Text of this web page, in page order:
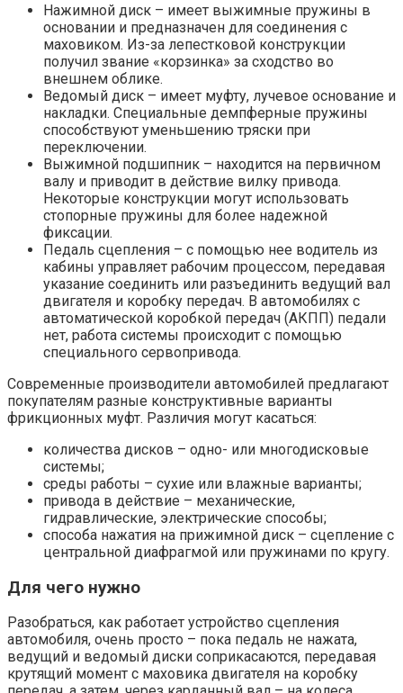
Нажимной диск – имеет выжимные пружины в
основании и предназначен для соединения с
маховиком. Из-за лепестковой конструкции
получил звание «корзинка» за сходство во
внешнем облике.
Ведомый диск – имеет муфту, лучевое основание и
накладки. Специальные демпферные пружины
способствуют уменьшению тряски при
переключении.
Выжимной подшипник – находится на первичном
валу и приводит в действие вилку привода.
Некоторые конструкции могут использовать
стопорные пружины для более надежной
фиксации.
Педаль сцепления – с помощью нее водитель из
кабины управляет рабочим процессом, передавая
указание соединить или разъединить ведущий вал
двигателя и коробку передач. В автомобилях с
автоматической коробкой передач (АКПП) педали
нет, работа системы происходит с помощью
специального сервопривода.
Современные производители автомобилей предлагают
покупателям разные конструктивные варианты
фрикционных муфт. Различия могут касаться:
количества дисков – одно- или многодисковые
системы;
среды работы – сухие или влажные варианты;
привода в действие – механические,
гидравлические, электрические способы;
способа нажатия на прижимной диск – сцепление с
центральной диафрагмой или пружинами по кругу.
Для чего нужно
Разобраться, как работает устройство сцепления
автомобиля, очень просто – пока педаль не нажата,
ведущий и ведомый диски соприкасаются, передавая
крутящий момент с маховика двигателя на коробку